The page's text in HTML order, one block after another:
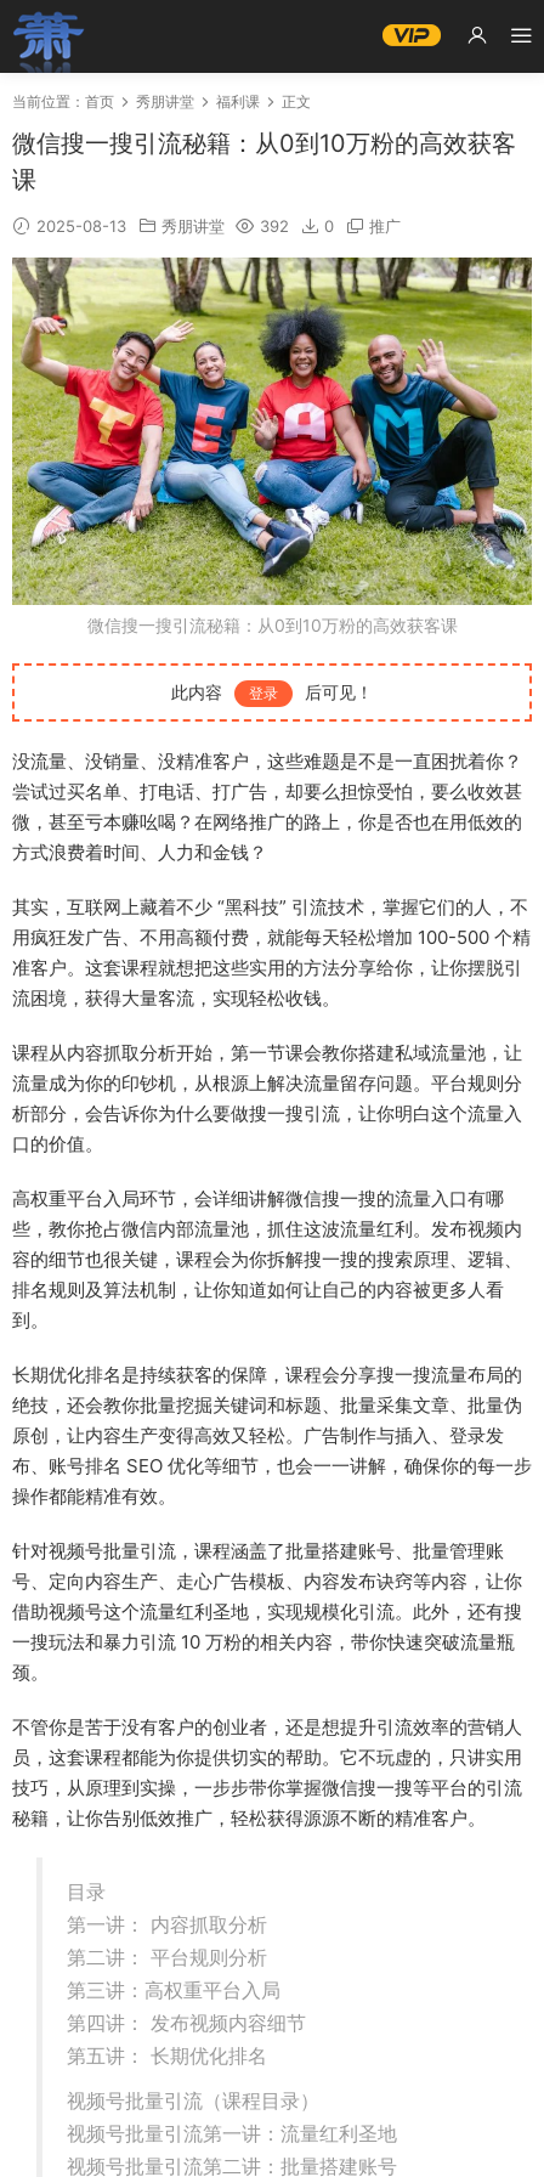
当前位置： 首页 秀朋讲堂 福利课 正文
微信搜一搜引流秘籍：从0到10万粉的高效获客
课
2025-08-13 秀朋讲堂 392 0 推广
微信搜一搜引流秘籍：从0到10万粉的高效获客课
此内容 登录 后可见！
没流量、没销量、没精准客户，这些难题是不是一直困扰着你？
尝试过买名单、打电话、打广告，却要么担惊受怕，要么收效甚
微，甚至亏本赚吆喝？在网络推广的路上，你是否也在用低效的
方式浪费着时间、人力和金钱？
其实，互联网上藏着不少 “黑科技” 引流技术，掌握它们的人，不
用疯狂发广告、不用高额付费，就能每天轻松增加 100-500 个精
准客户。这套课程就想把这些实用的方法分享给你，让你摆脱引
流困境，获得大量客流，实现轻松收钱。
课程从内容抓取分析开始，第一节课会教你搭建私域流量池，让
流量成为你的印钞机，从根源上解决流量留存问题。平台规则分
析部分，会告诉你为什么要做搜一搜引流，让你明白这个流量入
口的价值。
高权重平台入局环节，会详细讲解微信搜一搜的流量入口有哪
些，教你抢占微信内部流量池，抓住这波流量红利。发布视频内
容的细节也很关键，课程会为你拆解搜一搜的搜索原理、逻辑、
排名规则及算法机制，让你知道如何让自己的内容被更多人看
到。
长期优化排名是持续获客的保障，课程会分享搜一搜流量布局的
绝技，还会教你批量挖掘关键词和标题、批量采集文章、批量伪
原创，让内容生产变得高效又轻松。广告制作与插入、登录发
布、账号排名 SEO 优化等细节，也会一一讲解，确保你的每一步
操作都能精准有效。
针对视频号批量引流，课程涵盖了批量搭建账号、批量管理账
号、定向内容生产、走心广告模板、内容发布诀窍等内容，让你
借助视频号这个流量红利圣地，实现规模化引流。此外，还有搜
一搜玩法和暴力引流 10 万粉的相关内容，带你快速突破流量瓶
颈。
不管你是苦于没有客户的创业者，还是想提升引流效率的营销人
员，这套课程都能为你提供切实的帮助。它不玩虚的，只讲实用
技巧，从原理到实操，一步步带你掌握微信搜一搜等平台的引流
秘籍，让你告别低效推广，轻松获得源源不断的精准客户。
目录
第一讲： 内容抓取分析
第二讲： 平台规则分析
第三讲：高权重平台入局
第四讲： 发布视频内容细节
第五讲： 长期优化排名
视频号批量引流（课程目录）
视频号批量引流第一讲：流量红利圣地
视频号批量引流第二讲：批量搭建账号